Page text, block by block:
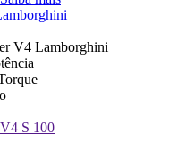
V4 Lamborghini
S 100